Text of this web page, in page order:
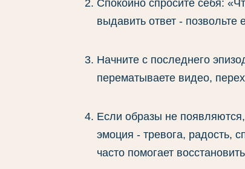
Спокойно спросите себя:
выдавить ответ - позвольте
Начните с последнего
перематываете видео,
Если образы не
эмоция - тревога, радость,
часто помогает